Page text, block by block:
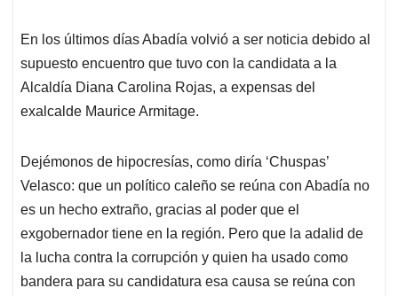
En los últimos días Abadía volvió a ser noticia debido al
supuesto encuentro que tuvo con la candidata a la
Alcaldía Diana Carolina Rojas, a expensas del
exalcalde Maurice Armitage.
Dejémonos de hipocresías, como diría ‘Chuspas’
Velasco: que un político caleño se reúna con Abadía no
es un hecho extraño, gracias al poder que el
exgobernador tiene en la región. Pero que la adalid de
la lucha contra la corrupción y quien ha usado como
bandera para su candidatura esa causa se reúna con